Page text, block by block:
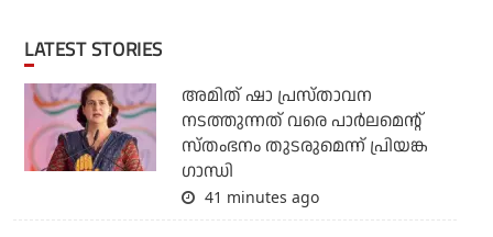
LATEST STORIES
അമിത് ഷാ പ്രസ്താവന
നടത്തുന്നത് വരെ പാര്‍ലമെന്റ്
സ്തംഭനം തുടരുമെന്ന് പ്രിയങ്ക
ഗാന്ധി
41 minutes ago